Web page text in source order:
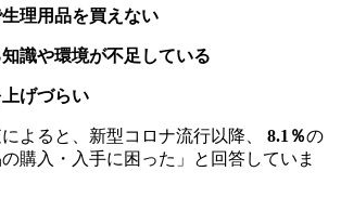
生理用品を買えない
識や環境が不足している
げづらい
よると、新型コロナ流行以降、 8.1％の
購入・入手に困った」と回答していま